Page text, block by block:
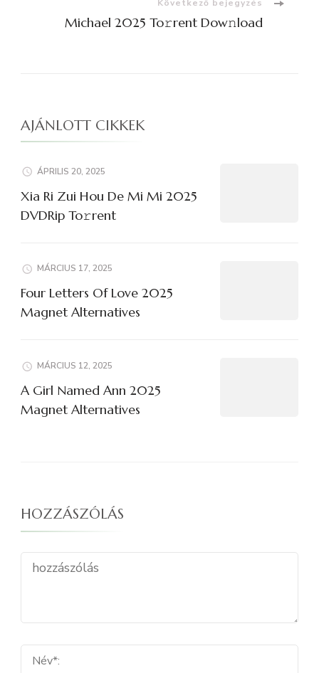
Következő bejegyzés
Michael 2025 To𝚛rent Dow𝚗load
AJÁNLOTT CIKKEK
ÁPRILIS 20, 2025
Xia Ri Zui Hou De Mi Mi 2025
DVDRip To𝚛rent
MÁRCIUS 17, 2025
Four Letters Of Love 2025
Magnet Alternatives
MÁRCIUS 12, 2025
A Girl Named Ann 2025
Magnet Alternatives
HOZZÁSZÓLÁS